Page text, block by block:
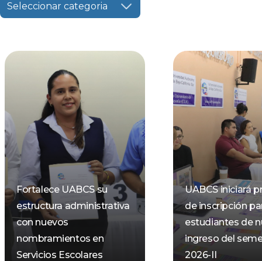
Seleccionar categoria
Fortalece UABCS su
estructura administrativa
con nuevos
nombramientos en
Servicios Escolares
UABCS iniciará
de inscripción
estudiantes de
ingreso del
2026-II